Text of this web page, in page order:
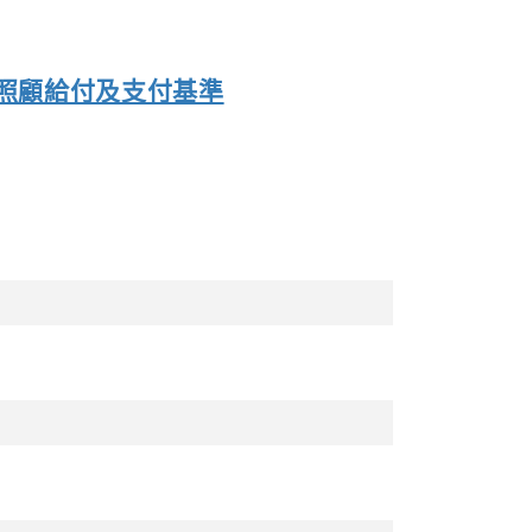
顧給付及支付基準